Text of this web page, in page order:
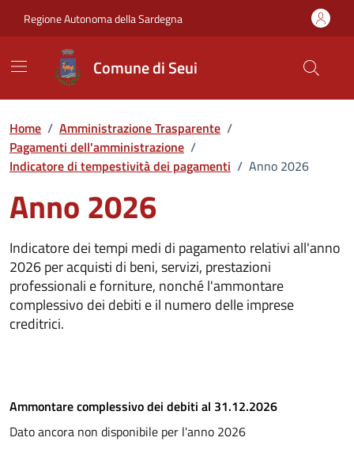
Regione Autonoma della Sardegna
Comune di Seui
Home / Amministrazione Trasparente /
Pagamenti dell'amministrazione /
Indicatore di tempestività dei pagamenti / Anno 2026
Anno 2026
Indicatore dei tempi medi di pagamento relativi all'anno
2026 per acquisti di beni, servizi, prestazioni
professionali e forniture, nonché l'ammontare
complessivo dei debiti e il numero delle imprese
creditrici.
Ammontare complessivo dei debiti al 31.12.2026
Dato ancora non disponibile per l'anno 2026